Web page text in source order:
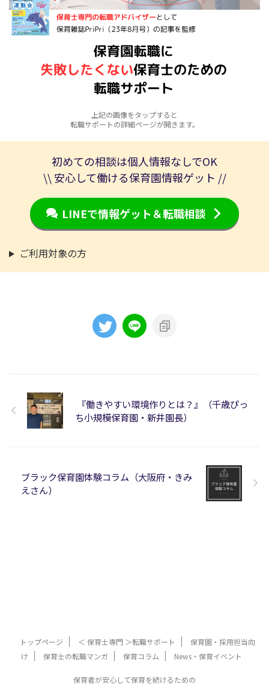
上記の画像をタップすると
転職サポートの詳細ページが開きます。
初めての相談は個人情報なしでOK
\\ 安心して働ける保育園情報ゲット //
LINEで情報ゲット＆転職相談
ご利用対象の方
『働きやすい環境作りとは？』（千歳ぴっ
ち小規模保育園・新井園長）
ブラック保育園体験コラム（大阪府・きみ
えさん）
トップページ ＜ 保育士専門 ＞転職サポート
保育園・採用担当向
け
保育士の転職マンガ 保育コラム News・保育イベント
保育者が安心して保育を続けるための